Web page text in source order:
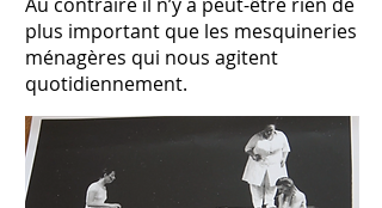
plus important que les mesquineries
ménagères qui nous agitent
quotidiennement.